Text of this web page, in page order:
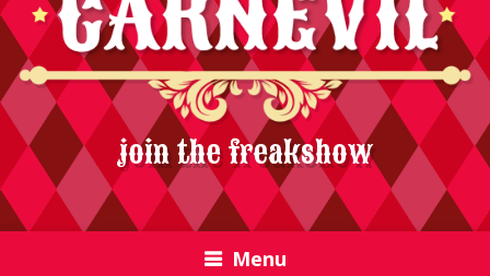
join the freakshow
Menu